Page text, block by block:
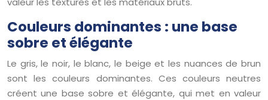
Couleurs dominantes : une base
sobre et élégante
Le gris, le noir, le blanc, le beige et les nuances de brun
sont les couleurs dominantes. Ces couleurs neutres
créent une base sobre et élégante, qui met en valeur